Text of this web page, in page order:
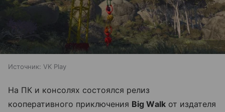
Источник: VK Play
На ПК и консолях состоялся релиз
кооперативного приключения Big Walkот издателя